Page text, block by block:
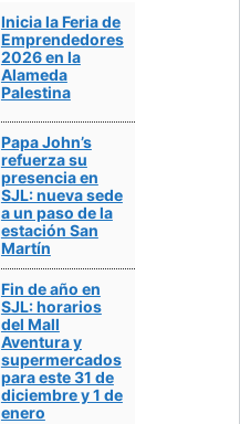
Inicia la Feria de
Emprendedores
2026 en la
Alameda
Palestina
Papa John’s
refuerza su
presencia en
SJL: nueva sede
a un paso de la
estación San
Martín
Fin de año en
SJL: horarios
del Mall
Aventura y
supermercados
para este 31 de
diciembre y 1 de
enero